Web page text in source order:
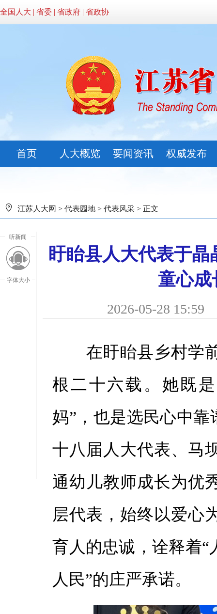
全国人大 | 省委 | 省政府 | 省政协
首页 人大概览 要闻资讯 权威发布
江苏人大网 > 代表园地 > 代表风采 > 正文
听新闻
字体大小
盱眙县人大代表于
童心成
2026-05-28 15:59
在盱眙县乡村学前
根二十六载。她既
妈”，也是选民心中靠
十八届人大代表、马
通幼儿教师成长为优
层代表，始终以爱心
育人的忠诚，诠释着
人民”的庄严承诺。